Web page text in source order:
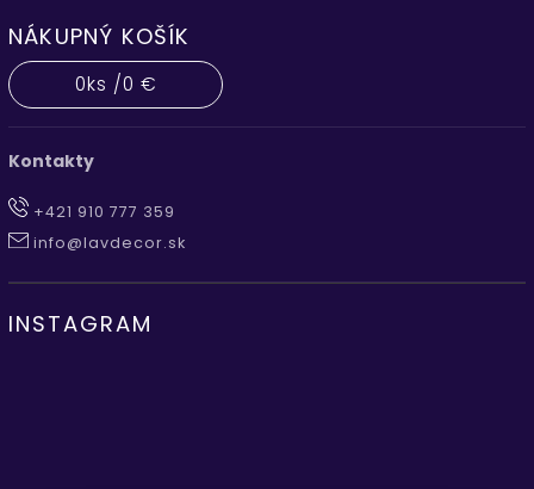
NÁKUPNÝ KOŠÍK
0ks /0 €
Kontakty
+421 910 777 359
info@lavdecor.sk
INSTAGRAM